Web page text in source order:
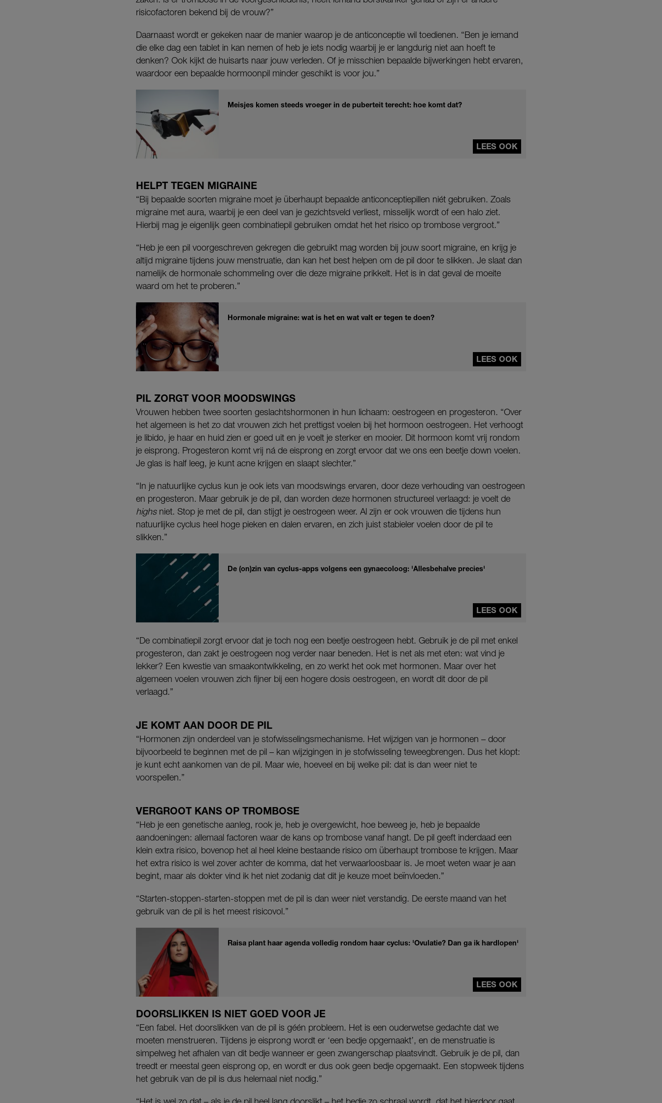
risicofactoren bekend bij de vrouw?”
Daarnaast wordt er gekeken naar de manier waarop je de anticonceptie wil toedienen. “Ben je iemand
die elke dag een tablet in kan nemen of heb je iets nodig waarbij je er langdurig niet aan hoeft te
denken? Ook kijkt de huisarts naar jouw verleden. Of je misschien bepaalde bijwerkingen hebt ervaren,
waardoor een bepaalde hormoonpil minder geschikt is voor jou.”
Meisjes komen steeds vroeger in de puberteit terecht: hoe komt dat?
LEES OOK
HELPT TEGEN MIGRAINE
“Bij bepaalde soorten migraine moet je überhaupt bepaalde anticonceptiepillen niét gebruiken. Zoals
migraine met aura, waarbij je een deel van je gezichtsveld verliest, misselijk wordt of een halo ziet.
Hierbij mag je eigenlijk geen combinatiepil gebruiken omdat het het risico op trombose vergroot.”
“Heb je een pil voorgeschreven gekregen die gebruikt mag worden bij jouw soort migraine, en krijg je
altijd migraine tijdens jouw menstruatie, dan kan het best helpen om de pil door te slikken. Je slaat dan
namelijk de hormonale schommeling over die deze migraine prikkelt. Het is in dat geval de moeite
waard om het te proberen.”
Hormonale migraine: wat is het en wat valt er tegen te doen?
LEES OOK
PIL ZORGT VOOR MOODSWINGS
Vrouwen hebben twee soorten geslachtshormonen in hun lichaam: oestrogeen en progesteron. “Over
het algemeen is het zo dat vrouwen zich het prettigst voelen bij het hormoon oestrogeen. Het verhoogt
je libido, je haar en huid zien er goed uit en je voelt je sterker en mooier. Dit hormoon komt vrij rondom
je eisprong. Progesteron komt vrij ná de eisprong en zorgt ervoor dat we ons een beetje down voelen.
Je glas is half leeg, je kunt acne krijgen en slaapt slechter.”
“In je natuurlijke cyclus kun je ook iets van moodswings ervaren, door deze verhouding van oestrogeen
en progesteron. Maar gebruik je de pil, dan worden deze hormonen structureel verlaagd: je voelt de
highsniet. Stop je met de pil, dan stijgt je oestrogeen weer. Al zijn er ook vrouwen die tijdens hun
natuurlijke cyclus heel hoge pieken en dalen ervaren, en zich juist stabieler voelen door de pil te
slikken.”
De (on)zin van cyclus-apps volgens een gynaecoloog: 'Allesbehalve precies'
LEES OOK
“De combinatiepil zorgt ervoor dat je toch nog een beetje oestrogeen hebt. Gebruik je de pil met enkel
progesteron, dan zakt je oestrogeen nog verder naar beneden. Het is net als met eten: wat vind je
lekker? Een kwestie van smaakontwikkeling, en zo werkt het ook met hormonen. Maar over het
algemeen voelen vrouwen zich fijner bij een hogere dosis oestrogeen, en wordt dit door de pil
verlaagd.”
JE KOMT AAN DOOR DE PIL
“Hormonen zijn onderdeel van je stofwisselingsmechanisme. Het wijzigen van je hormonen – door
bijvoorbeeld te beginnen met de pil – kan wijzigingen in je stofwisseling teweegbrengen. Dus het klopt:
je kunt echt aankomen van de pil. Maar wie, hoeveel en bij welke pil: dat is dan weer niet te
voorspellen.”
VERGROOT KANS OP TROMBOSE
“Heb je een genetische aanleg, rook je, heb je overgewicht, hoe beweeg je, heb je bepaalde
aandoeningen: allemaal factoren waar de kans op trombose vanaf hangt. De pil geeft inderdaad een
klein extra risico, bovenop het al heel kleine bestaande risico om überhaupt trombose te krijgen. Maar
het extra risico is wel zover achter de komma, dat het verwaarloosbaar is. Je moet weten waar je aan
begint, maar als dokter vind ik het niet zodanig dat dit je keuze moet beïnvloeden.”
“Starten-stoppen-starten-stoppen met de pil is dan weer niet verstandig. De eerste maand van het
gebruik van de pil is het meest risicovol.”
Raisa plant haar agenda volledig rondom haar cyclus: 'Ovulatie? Dan ga ik hardlopen'
LEES OOK
DOORSLIKKEN IS NIET GOED VOOR JE
“Een fabel. Het doorslikken van de pil is géén probleem. Het is een ouderwetse gedachte dat we
moeten menstrueren. Tijdens je eisprong wordt er ‘een bedje opgemaakt’, en de menstruatie is
simpelweg het afhalen van dit bedje wanneer er geen zwangerschap plaatsvindt. Gebruik je de pil, dan
treedt er meestal geen eisprong op, en wordt er dus ook geen bedje opgemaakt. Een stopweek tijdens
het gebruik van de pil is dus helemaal niet nodig.”